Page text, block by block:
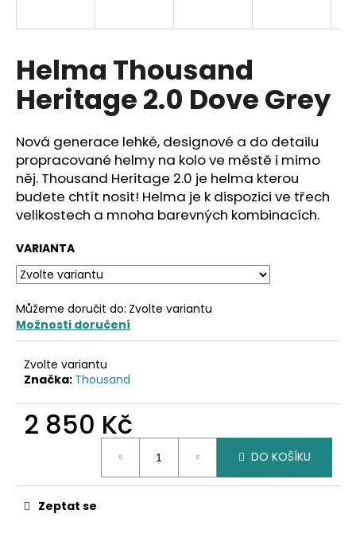
Helma Thousand
Heritage 2.0 Dove Grey
Nová generace lehké, designové a do detailu
propracované helmy na kolo ve městě i mimo
něj. Thousand Heritage 2.0 je helma kterou
budete chtít nosit! Helma je k dispozici ve třech
velikostech a mnoha barevných kombinacích.
VARIANTA
Můžeme doručit do: Zvolte variantu
Možnosti doručení
Zvolte variantu
Značka: Thousand
2 850 Kč
DO KOŠÍKU
Zeptat se
í
t
?
HLEDAT
D
o
p
o
r
u
č
u
e
m